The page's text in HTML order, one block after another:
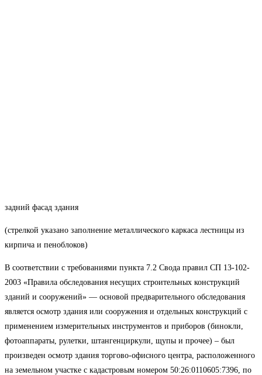
задний фасад здания
(стрелкой указано заполнение металлического каркаса лестницы из
кирпича и пеноблоков)
В соответствии с требованиями пункта 7.2 Свода правил СП 13-102-
2003 «Правила обследования несущих строительных конструкций
зданий и сооружений» — основой предварительного обследования
является осмотр здания или сооружения и отдельных конструкций с
применением измерительных инструментов и приборов (бинокли,
фотоаппараты, рулетки, штангенциркули, щупы и прочее) – был
произведен осмотр здания торгово-офисного центра, расположенного
на земельном участке с кадастровым номером 50:26:0110605:7396, по